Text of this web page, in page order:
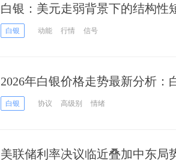
白银：美元走弱背景下的结构性
白银 动能 行情 信号
2026年白银价格走势最新分析：
协议能否将银价推上80美元？
白银 协议 高级别 情绪
美联储利率决议临近叠加中东局